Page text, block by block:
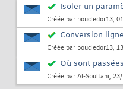
Isoler un
Créée par boucledor13,
Conversion
Créée par boucledor13,
Où sont
Créée par Al-Soultani,